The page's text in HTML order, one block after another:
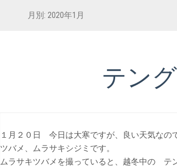
月別: 2020年1月
テン
１月２０日 今日は大寒ですが、良い天気なの
ツバメ、ムラサキシジミです。
ムラサキツバメを撮っていると、越冬中の テ